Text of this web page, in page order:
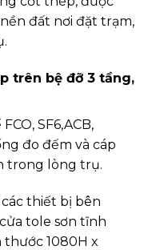
đất nơi đặt trạm,
trên bệ đỡ 3 tầng,
SF6,ACB,
đo đếm và cáp
trong lòng trụ.
thiết bị bên
tole sơn tĩnh
1080H x